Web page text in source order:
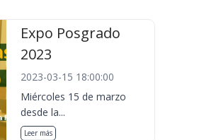
Expo Posgrado
2023
2023-03-15 18:00:00
Miércoles 15 de marzo
desde la...
Leer más